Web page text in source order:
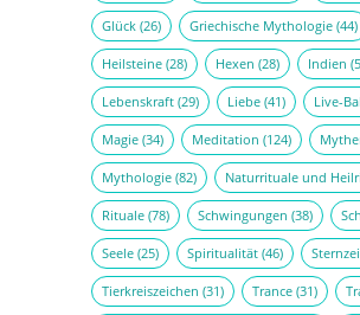
Glück(26) Griechische Mythologie(44)
Heilsteine(28) Hexen (28) Indien
Lebenskraft(29) Liebe(41) Live-
Magie(34) Meditation (124)
Mythologie(82) Naturrituale und
Rituale(78) Schwingungen (38)
Seele(25) Spiritualität(46)
Tierkreiszeichen (31) Trance(31)